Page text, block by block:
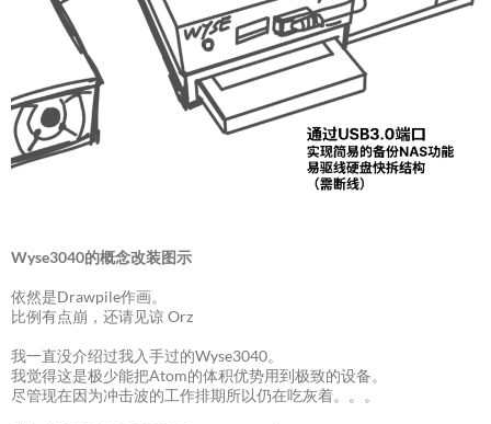
Wyse3040的概念改装图示
依然是Drawpile作画。
比例有点崩，还请见谅 Orz
我一直没介绍过我入手过的Wyse3040。
我觉得这是极少能把Atom的体积优势用到极致的设备。
尽管现在因为冲击波的工作排期所以仍在吃灰着。。。